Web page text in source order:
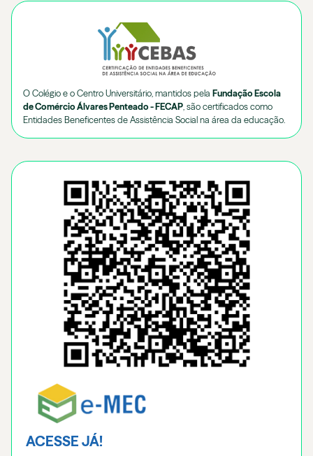
O Colégio e o Centro Universitário, mantidos pela Fundação Escola
de Comércio Álvares Penteado - FECAP , são certificados como
Entidades Beneficentes de Assistência Social na área da educação.
ACESSE JÁ!